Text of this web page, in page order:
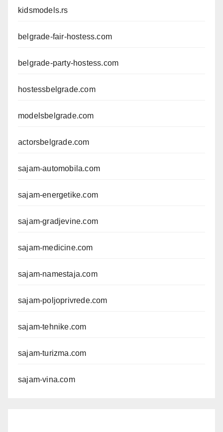
kidsmodels.rs
belgrade-fair-hostess.com
belgrade-party-hostess.com
hostessbelgrade.com
modelsbelgrade.com
actorsbelgrade.com
sajam-automobila.com
sajam-energetike.com
sajam-gradjevine.com
sajam-medicine.com
sajam-namestaja.com
sajam-poljoprivrede.com
sajam-tehnike.com
sajam-turizma.com
sajam-vina.com